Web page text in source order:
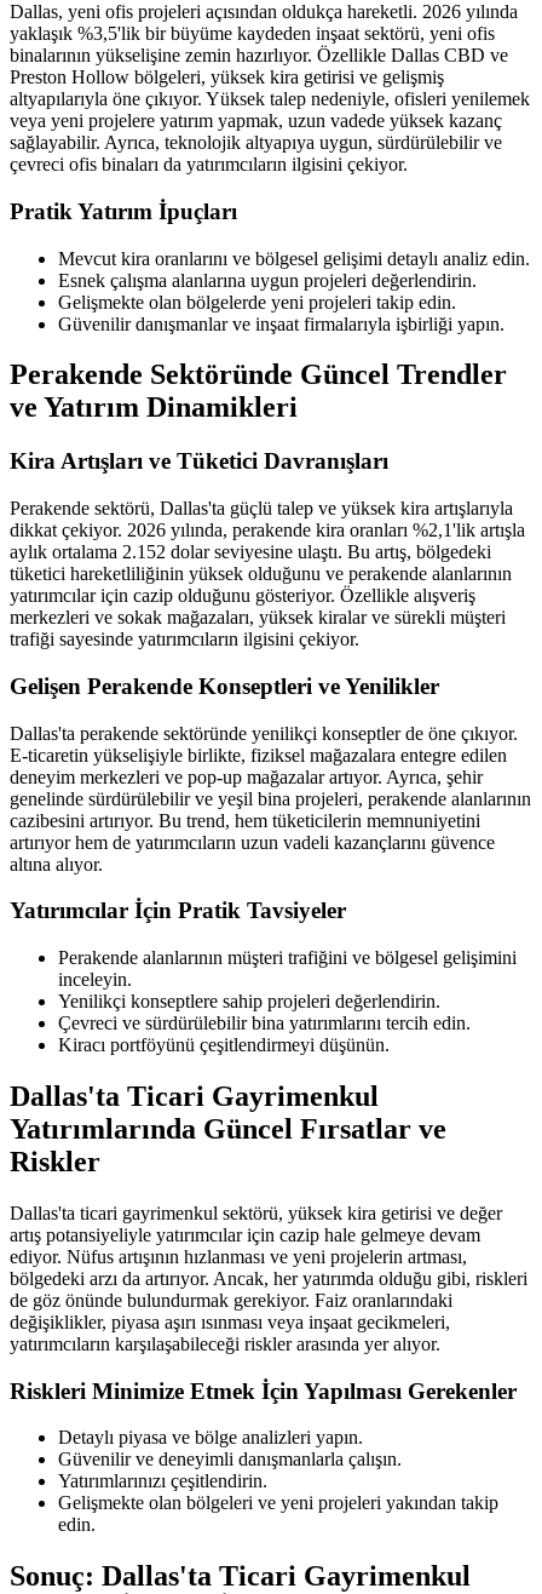
Dallas, yeni ofis projeleri açısından oldukça hareketli. 2026 yılında
yaklaşık %3,5'lik bir büyüme kaydeden inşaat sektörü, yeni ofis
binalarının yükselişine zemin hazırlıyor. Özellikle Dallas CBD ve
Preston Hollow bölgeleri, yüksek kira getirisi ve gelişmiş
altyapılarıyla öne çıkıyor. Yüksek talep nedeniyle, ofisleri yenilemek
veya yeni projelere yatırım yapmak, uzun vadede yüksek kazanç
sağlayabilir. Ayrıca, teknolojik altyapıya uygun, sürdürülebilir ve
çevreci ofis binaları da yatırımcıların ilgisini çekiyor.
Pratik Yatırım İpuçları
Mevcut kira oranlarını ve bölgesel gelişimi detaylı analiz edin.
Esnek çalışma alanlarına uygun projeleri değerlendirin.
Gelişmekte olan bölgelerde yeni projeleri takip edin.
Güvenilir danışmanlar ve inşaat firmalarıyla işbirliği yapın.
Perakende Sektöründe Güncel Trendler
ve Yatırım Dinamikleri
Kira Artışları ve Tüketici Davranışları
Perakende sektörü, Dallas'ta güçlü talep ve yüksek kira artışlarıyla
dikkat çekiyor. 2026 yılında, perakende kira oranları %2,1'lik artışla
aylık ortalama 2.152 dolar seviyesine ulaştı. Bu artış, bölgedeki
tüketici hareketliliğinin yüksek olduğunu ve perakende alanlarının
yatırımcılar için cazip olduğunu gösteriyor. Özellikle alışveriş
merkezleri ve sokak mağazaları, yüksek kiralar ve sürekli müşteri
trafiği sayesinde yatırımcıların ilgisini çekiyor.
Gelişen Perakende Konseptleri ve Yenilikler
Dallas'ta perakende sektöründe yenilikçi konseptler de öne çıkıyor.
E-ticaretin yükselişiyle birlikte, fiziksel mağazalara entegre edilen
deneyim merkezleri ve pop-up mağazalar artıyor. Ayrıca, şehir
genelinde sürdürülebilir ve yeşil bina projeleri, perakende alanlarının
cazibesini artırıyor. Bu trend, hem tüketicilerin memnuniyetini
artırıyor hem de yatırımcıların uzun vadeli kazançlarını güvence
altına alıyor.
Yatırımcılar İçin Pratik Tavsiyeler
Perakende alanlarının müşteri trafiğini ve bölgesel gelişimini
inceleyin.
Yenilikçi konseptlere sahip projeleri değerlendirin.
Çevreci ve sürdürülebilir bina yatırımlarını tercih edin.
Kiracı portföyünü çeşitlendirmeyi düşünün.
Dallas'ta Ticari Gayrimenkul
Yatırımlarında Güncel Fırsatlar ve
Riskler
Dallas'ta ticari gayrimenkul sektörü, yüksek kira getirisi ve değer
artış potansiyeliyle yatırımcılar için cazip hale gelmeye devam
ediyor. Nüfus artışının hızlanması ve yeni projelerin artması,
bölgedeki arzı da artırıyor. Ancak, her yatırımda olduğu gibi, riskleri
de göz önünde bulundurmak gerekiyor. Faiz oranlarındaki
değişiklikler, piyasa aşırı ısınması veya inşaat gecikmeleri,
yatırımcıların karşılaşabileceği riskler arasında yer alıyor.
Riskleri Minimize Etmek İçin Yapılması Gerekenler
Detaylı piyasa ve bölge analizleri yapın.
Güvenilir ve deneyimli danışmanlarla çalışın.
Yatırımlarınızı çeşitlendirin.
Gelişmekte olan bölgeleri ve yeni projeleri yakından takip
edin.
Sonuç: Dallas'ta Ticari Gayrimenkul